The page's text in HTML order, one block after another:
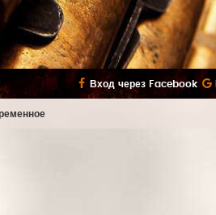
Вход через Facebook